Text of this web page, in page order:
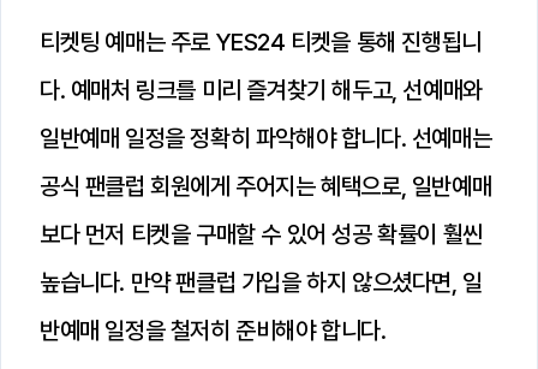
티켓팅 예매는 주로 YES24 티켓을 통해 진행됩니
다. 예매처 링크를 미리 즐겨찾기 해두고, 선예매와
일반예매 일정을 정확히 파악해야 합니다. 선예매는
공식 팬클럽 회원에게 주어지는 혜택으로, 일반예매
보다 먼저 티켓을 구매할 수 있어 성공 확률이 훨씬
높습니다. 만약 팬클럽 가입을 하지 않으셨다면, 일
반예매 일정을 철저히 준비해야 합니다.